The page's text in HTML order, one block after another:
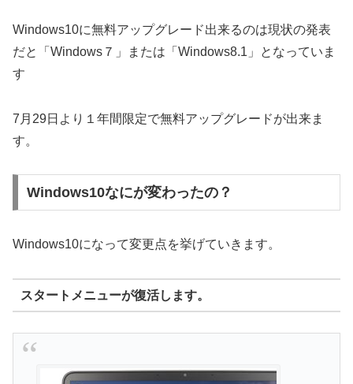
Windows10に無料アップグレード出来るのは現状の発表
だと「Windows７」または「Windows8.1」となっていま
す
7月29日より１年間限定で無料アップグレードが出来ま
す。
Windows10なにが変わったの？
Windows10になって変更点を挙げていきます。
スタートメニューが復活します。